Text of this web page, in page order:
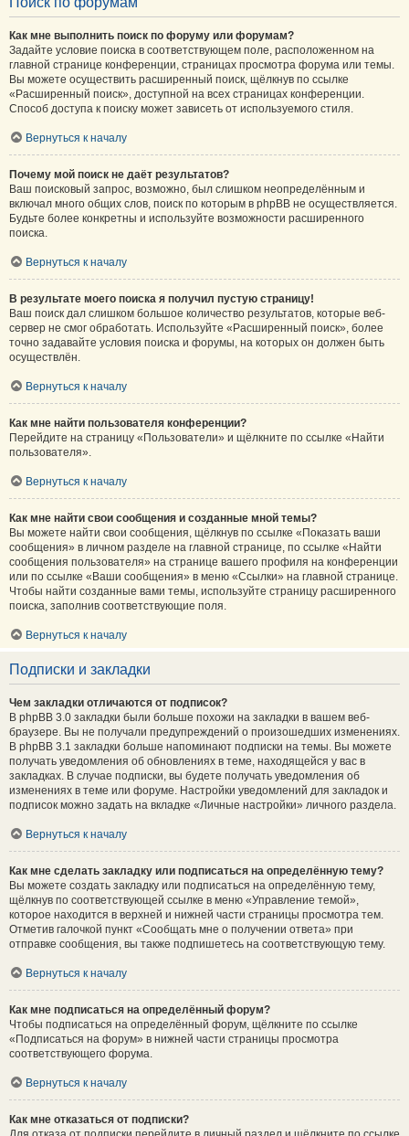
Как мне выполнить поиск по форуму или форумам?
Задайте условие поиска в соответствующем поле, расположенном на
главной странице конференции, страницах просмотра форума или темы.
Вы можете осуществить расширенный поиск, щёлкнув по ссылке
«Расширенный поиск», доступной на всех страницах конференции.
Способ доступа к поиску может зависеть от используемого стиля.
Вернуться к началу
Почему мой поиск не даёт результатов?
Ваш поисковый запрос, возможно, был слишком неопределённым и
включал много общих слов, поиск по которым в phpBB не осуществляется.
Будьте более конкретны и используйте возможности расширенного
поиска.
Вернуться к началу
В результате моего поиска я получил пустую страницу!
Ваш поиск дал слишком большое количество результатов, которые веб-
сервер не смог обработать. Используйте «Расширенный поиск», более
точно задавайте условия поиска и форумы, на которых он должен быть
осуществлён.
Вернуться к началу
Как мне найти пользователя конференции?
Перейдите на страницу «Пользователи» и щёлкните по ссылке «Найти
пользователя».
Вернуться к началу
Как мне найти свои сообщения и созданные мной темы?
Вы можете найти свои сообщения, щёлкнув по ссылке «Показать ваши
сообщения» в личном разделе на главной странице, по ссылке «Найти
сообщения пользователя» на странице вашего профиля на конференции
или по ссылке «Ваши сообщения» в меню «Ссылки» на главной странице.
Чтобы найти созданные вами темы, используйте страницу расширенного
поиска, заполнив соответствующие поля.
Вернуться к началу
Подписки и закладки
Чем закладки отличаются от подписок?
В phpBB 3.0 закладки были больше похожи на закладки в вашем веб-
браузере. Вы не получали предупреждений о произошедших изменениях.
В phpBB 3.1 закладки больше напоминают подписки на темы. Вы можете
получать уведомления об обновлениях в теме, находящейся у вас в
закладках. В случае подписки, вы будете получать уведомления об
изменениях в теме или форуме. Настройки уведомлений для закладок и
подписок можно задать на вкладке «Личные настройки» личного раздела.
Вернуться к началу
Как мне сделать закладку или подписаться на определённую тему?
Вы можете создать закладку или подписаться на определённую тему,
щёлкнув по соответствующей ссылке в меню «Управление темой»,
которое находится в верхней и нижней части страницы просмотра тем.
Отметив галочкой пункт «Сообщать мне о получении ответа» при
отправке сообщения, вы также подпишетесь на соответствующую тему.
Вернуться к началу
Как мне подписаться на определённый форум?
Чтобы подписаться на определённый форум, щёлкните по ссылке
«Подписаться на форум» в нижней части страницы просмотра
соответствующего форума.
Вернуться к началу
Как мне отказаться от подписки?